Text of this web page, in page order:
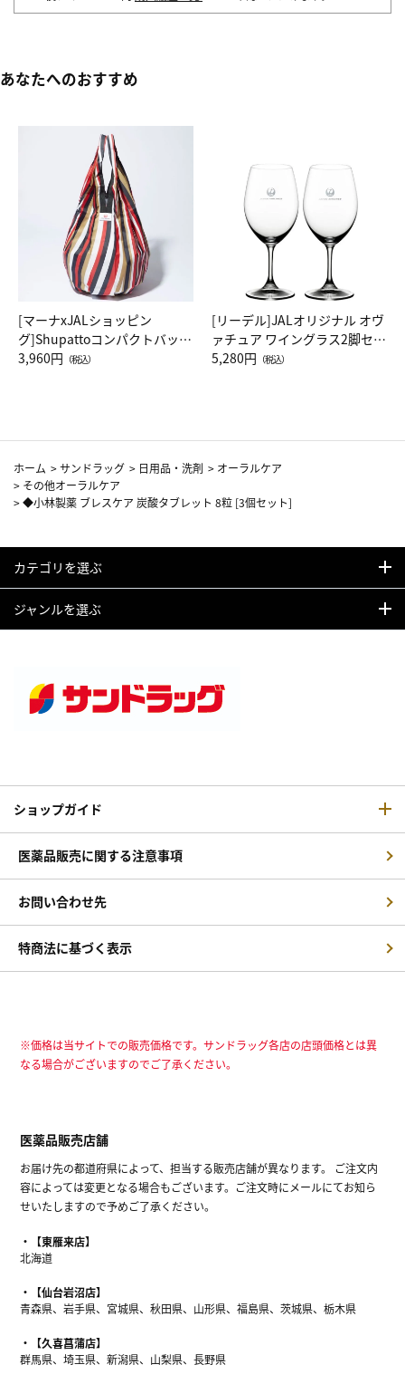
あなたへのおすすめ
[マーナxJALショッピン
グ]Shupattoコンパクトバッグ
Drop JAL客室乗務員（LC）ス
3,960円 （税込）
[リーデル]JALオリジナル オヴ
ァチュア ワイングラス2脚セッ
ト（レッドワイン）
5,280円 （税込）
ホーム >サンドラッグ > 日用品・洗剤 > オーラルケア
> その他オーラルケア
>◆小林製薬 ブレスケア 炭酸タブレット 8粒 [3個セット]
カテゴリを選ぶ
ジャンルを選ぶ
ショップガイド
医薬品販売に関する注意事項
お問い合わせ先
特商法に基づく表示
※価格は当サイトでの販売価格です。サンドラッグ各店の店頭価格とは異
なる場合がございますのでご了承ください。
医薬品販売店舗
お届け先の都道府県によって、担当する販売店舗が異なります。 ご注文内
容によっては変更となる場合もございます。ご注文時にメールにてお知ら
せいたしますので予めご了承ください。
【東雁来店】
北海道
【仙台岩沼店】
青森県、岩手県、宮城県、秋田県、山形県、福島県、茨城県、栃木県
【久喜菖蒲店】
群馬県、埼玉県、新潟県、山梨県、長野県